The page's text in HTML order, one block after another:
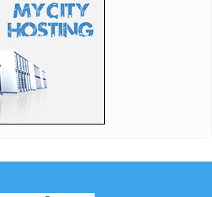
ljudi zbog šumskog požara
Srbiju